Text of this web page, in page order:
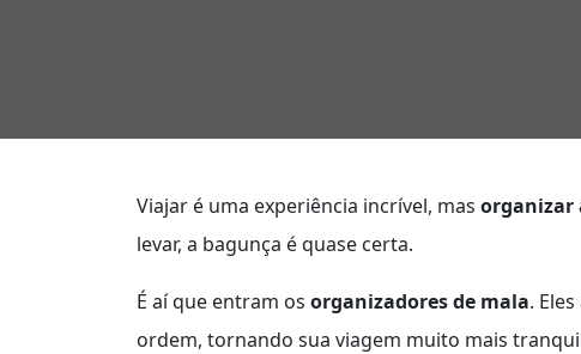
Viajar é uma experiência incrível, mas organizar
levar, a bagunça é quase certa.
É aí que entram os organizadores de mala.
ordem, tornando sua viagem muito mais